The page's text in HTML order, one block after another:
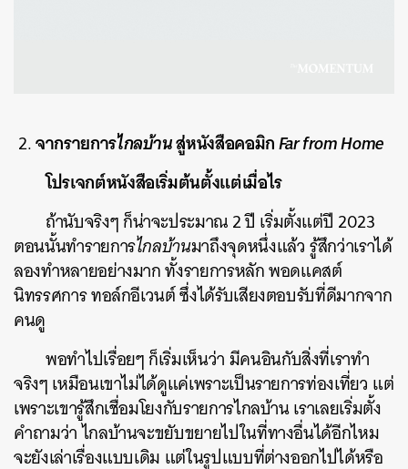
จากรายการไกลบ้านสู่หนังสือคอมิกFar from Home
โปรเจกต์หนังสือเริ่มต้นตั้งแต่เมื่อไร
ถ้านับจริงๆ ก็น่าจะประมาณ 2 ปี เริ่มตั้งแต่ปี 2023
ตอนนั้นทำรายการไกลบ้านมาถึงจุดหนึ่งแล้ว รู้สึกว่าเราได้
ลองทำหลายอย่างมาก ทั้งรายการหลัก พอดแคสต์
นิทรรศการ ทอล์กอีเวนต์ ซึ่งได้รับเสียงตอบรับที่ดีมากจาก
คนดู
พอทำไปเรื่อยๆ ก็เริ่มเห็นว่า มีคนอินกับสิ่งที่เราทำ
จริงๆ เหมือนเขาไม่ได้ดูแค่เพราะเป็นรายการท่องเที่ยว แต่
เพราะเขารู้สึกเชื่อมโยงกับรายการไกลบ้าน เราเลยเริ่มตั้ง
คำถามว่า ไกลบ้านจะขยับขยายไปในที่ทางอื่นได้อีกไหม
จะยังเล่าเรื่องแบบเดิม แต่ในรูปแบบที่ต่างออกไปได้หรือ